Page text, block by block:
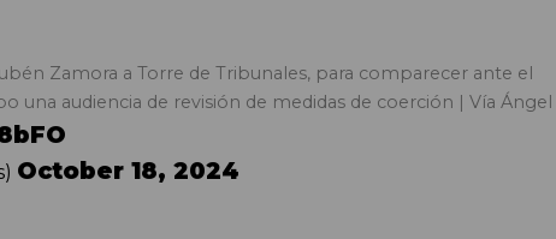
Zamora a Torre de Tribunales, para comparecer ante el
una audiencia de revisión de medidas de coerción | Vía Ángel
October 18, 2024